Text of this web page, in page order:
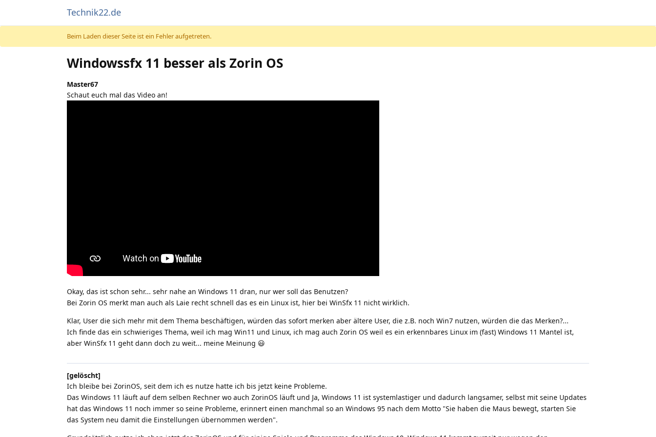
Technik22.de
Beim Laden dieser Seite ist ein Fehler aufgetreten.
Windowssfx 11 besser als Zorin OS
Master67
Schaut euch mal das Video an!
Okay, das ist schon sehr... sehr nahe an Windows 11 dran, nur wer soll das Benutzen?
Bei Zorin OS merkt man auch als Laie recht schnell das es ein Linux ist, hier bei WinSfx 11 nicht wirklich.
Klar, User die sich mehr mit dem Thema beschäftigen, würden das sofort merken aber ältere User, die z.B. noch Win7 nutzen, würden die das Merken?...
Ich finde das ein schwieriges Thema, weil ich mag Win11 und Linux, ich mag auch Zorin OS weil es ein erkennbares Linux im (fast) Windows 11 Mantel ist,
aber WinSfx 11 geht dann doch zu weit... meine Meinung 😃
[gelöscht]
Ich bleibe bei ZorinOS, seit dem ich es nutze hatte ich bis jetzt keine Probleme.
Das Windows 11 läuft auf dem selben Rechner wo auch ZorinOS läuft und Ja, Windows 11 ist systemlastiger und dadurch langsamer, selbst mit seine Updates
hat das Windows 11 noch immer so seine Probleme, erinnert einen manchmal so an Windows 95 nach dem Motto "Sie haben die Maus bewegt, starten Sie
das System neu damit die Einstellungen übernommen werden".